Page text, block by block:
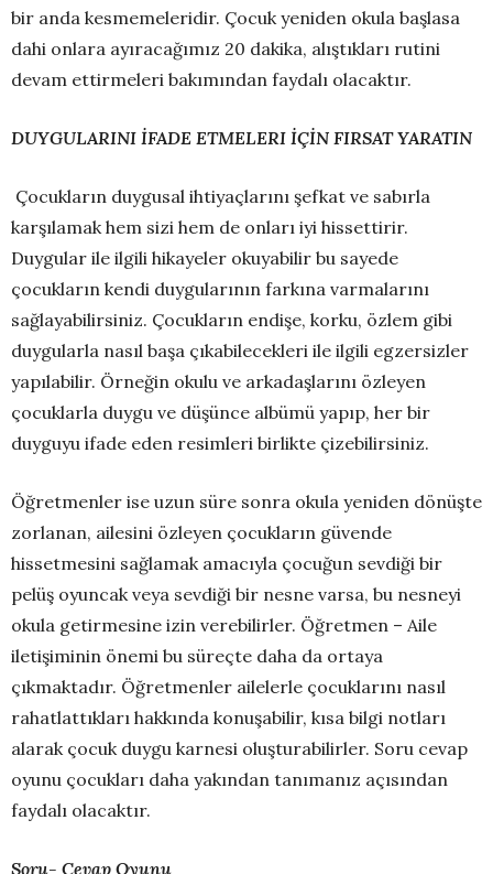
bir anda kesmemeleridir. Çocuk yeniden okula başlasa
dahi onlara ayıracağımız 20 dakika, alıştıkları rutini
devam ettirmeleri bakımından faydalı olacaktır.
DUYGULARINI İFADE ETMELERI İÇİN FIRSAT YARATIN
Çocukların duygusal ihtiyaçlarını şefkat ve sabırla
karşılamak hem sizi hem de onları iyi hissettirir.
Duygular ile ilgili hikayeler okuyabilir bu sayede
çocukların kendi duygularının farkına varmalarını
sağlayabilirsiniz. Çocukların endişe, korku, özlem gibi
duygularla nasıl başa çıkabilecekleri ile ilgili egzersizler
yapılabilir. Örneğin okulu ve arkadaşlarını özleyen
çocuklarla duygu ve düşünce albümü yapıp, her bir
duyguyu ifade eden resimleri birlikte çizebilirsiniz.
Öğretmenler ise uzun süre sonra okula yeniden dönüşte
zorlanan, ailesini özleyen çocukların güvende
hissetmesini sağlamak amacıyla çocuğun sevdiği bir
pelüş oyuncak veya sevdiği bir nesne varsa, bu nesneyi
okula getirmesine izin verebilirler. Öğretmen – Aile
iletişiminin önemi bu süreçte daha da ortaya
çıkmaktadır. Öğretmenler ailelerle çocuklarını nasıl
rahatlattıkları hakkında konuşabilir, kısa bilgi notları
alarak çocuk duygu karnesi oluşturabilirler. Soru cevap
oyunu çocukları daha yakından tanımanız açısından
faydalı olacaktır.
Soru- Cevap Oyunu